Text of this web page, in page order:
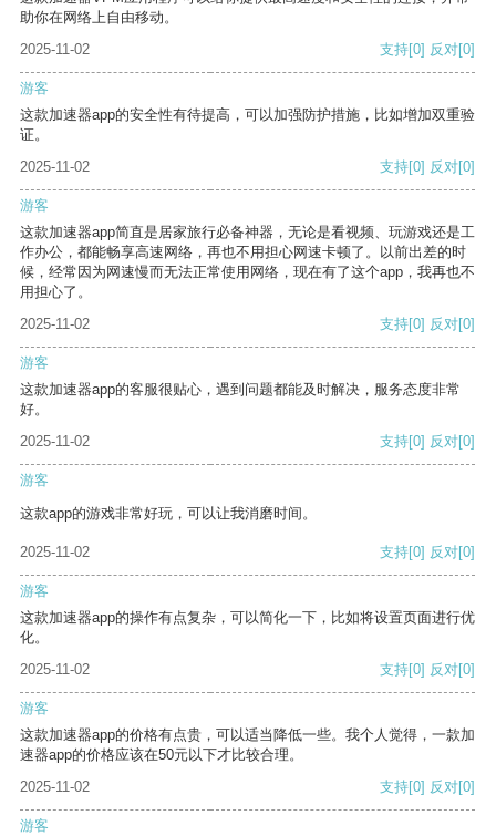
助你在网络上自由移动。
2025-11-02
支持[0] 反对[0]
游客
这款加速器app的安全性有待提高，可以加强防护措施，比如增加双重验
证。
2025-11-02
支持[0] 反对[0]
游客
这款加速器app简直是居家旅行必备神器，无论是看视频、玩游戏还是工
作办公，都能畅享高速网络，再也不用担心网速卡顿了。以前出差的时
候，经常因为网速慢而无法正常使用网络，现在有了这个app，我再也不
用担心了。
2025-11-02
支持[0] 反对[0]
游客
这款加速器app的客服很贴心，遇到问题都能及时解决，服务态度非常
好。
2025-11-02
支持[0] 反对[0]
游客
这款app的游戏非常好玩，可以让我消磨时间。
2025-11-02 支持[0] 反对[0]
游客
这款加速器app的操作有点复杂，可以简化一下，比如将设置页面进行优
化。
2025-11-02
支持[0] 反对[0]
游客
这款加速器app的价格有点贵，可以适当降低一些。我个人觉得，一款加
速器app的价格应该在50元以下才比较合理。
2025-11-02
支持[0] 反对[0]
游客